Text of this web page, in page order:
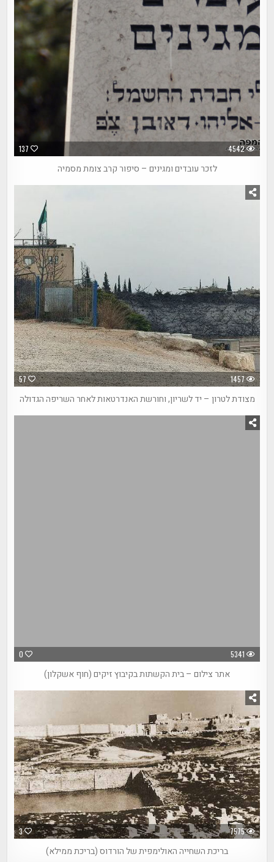
137 4542
לזכר עובדים ומגינים – סיפור קרב צומת מסמיה
57 1457
מצודת לטרון – יד לשריון, וחורשת האנדרטאות לאחר השריפה הגדולה
0 5341
אתר צילום – בית הקשתות בקיבוץ זיקים (חוף אשקלון)
3 7575
בריכת השחייה האולימפית של הורדוס (בריכת ממילא)